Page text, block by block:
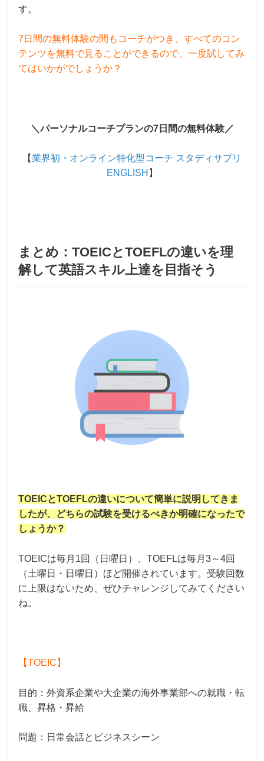
す。
7日間の無料体験の間もコーチがつき、すべてのコン
テンツを無料で見ることができるので、一度試してみ
てはいかがでしょうか？
＼パーソナルコーチプランの7日間の無料体験／
【業界初・オンライン特化型コーチ スタディサプリ
ENGLISH 】
まとめ：TOEICとTOEFLの違いを理
解して英語スキル上達を目指そう
TOEICとTOEFLの違いについて簡単に説明してきま
したが、どちらの試験を受けるべきか明確になったで
しょうか？
TOEICは毎月1回（日曜日）、TOEFLは毎月3～4回
（土曜日・日曜日）ほど開催されています。受験回数
に上限はないため、ぜひチャレンジしてみてください
ね。
【TOEIC】
目的：外資系企業や大企業の海外事業部への就職・転
職、昇格・昇給
問題：日常会話とビジネスシーン